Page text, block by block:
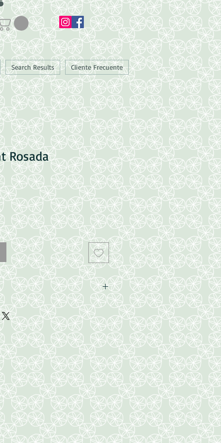
Search Results Cliente Frecuente
Rosada